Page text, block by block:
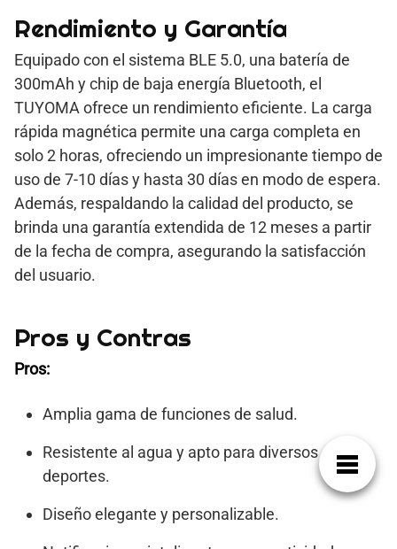
Rendimiento y Garantía
Equipado con el sistema BLE 5.0, una batería de
300mAh y chip de baja energía Bluetooth, el
TUYOMA ofrece un rendimiento eficiente. La carga
rápida magnética permite una carga completa en
solo 2 horas, ofreciendo un impresionante tiempo de
uso de 7-10 días y hasta 30 días en modo de espera.
Además, respaldando la calidad del producto, se
brinda una garantía extendida de 12 meses a partir
de la fecha de compra, asegurando la satisfacción
del usuario.
Pros y Contras
Pros:
Amplia gama de funciones de salud.
Resistente al agua y apto para diversos
deportes.
Diseño elegante y personalizable.